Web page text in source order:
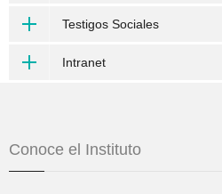
Testigos Sociales
Intranet
Conoce el Instituto